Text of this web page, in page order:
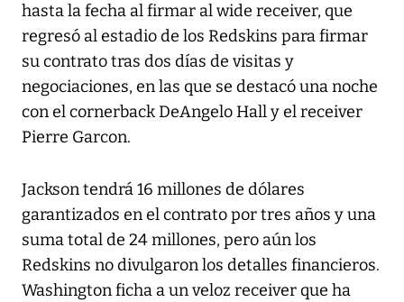
hasta la fecha al firmar al wide receiver, que
regresó al estadio de los Redskins para firmar
su contrato tras dos días de visitas y
negociaciones, en las que se destacó una noche
con el cornerback DeAngelo Hall y el receiver
Pierre Garcon.
Jackson tendrá 16 millones de dólares
garantizados en el contrato por tres años y una
suma total de 24 millones, pero aún los
Redskins no divulgaron los detalles financieros.
Washington ficha a un veloz receiver que ha